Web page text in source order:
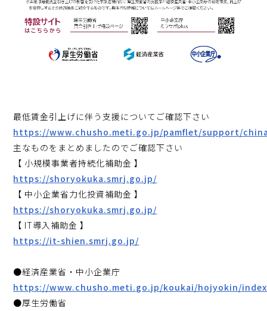
最低賃金引上げに伴う支援についてご確認下さい
https://www.chusho.meti.go.jp/pamflet/support/
主なものをまとめましたのでご確認下さい
【 小規模事業者持続化補助金 】
https://shoryokuka.smrj.go.jp/
【 中小企業省力化投資補助金 】
https://shoryokuka.smrj.go.jp/
【 IT導入補助金 】
https://it-shien.smrj.go.jp/
●経済産業省・中小企業庁
https://www.chusho.meti.go.jp/koukai/hojyokin/
●厚生労働省